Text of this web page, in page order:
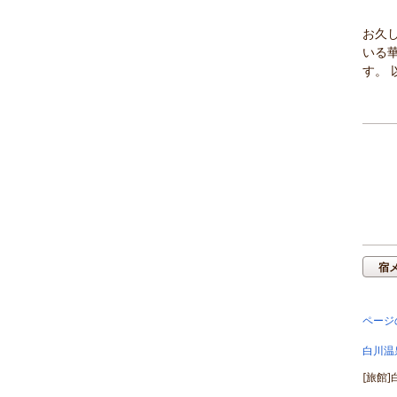
お久
いる
す。
宿
ページ
白川
[旅館]